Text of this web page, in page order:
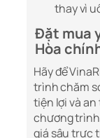
thay vì
Đặt mua
Hòa
Hãy để
trình chăm
tiện lợi và
chương trình
giá sâu trực